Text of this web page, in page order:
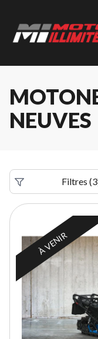
NEUVES
Filtres (3
À VENIR